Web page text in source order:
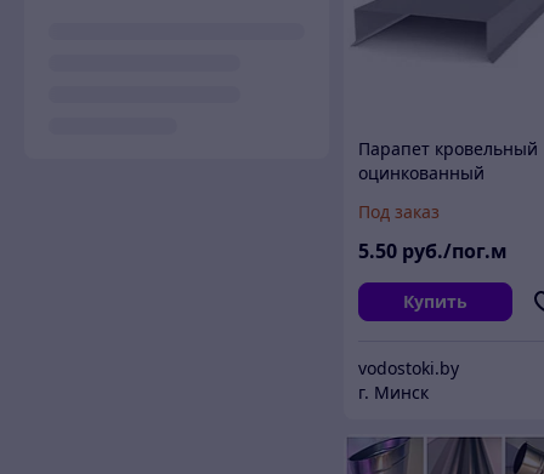
Парапет кровельный
оцинкованный
Под заказ
5.50 руб./пог.м
Купить
vodostoki.by
г. Минск